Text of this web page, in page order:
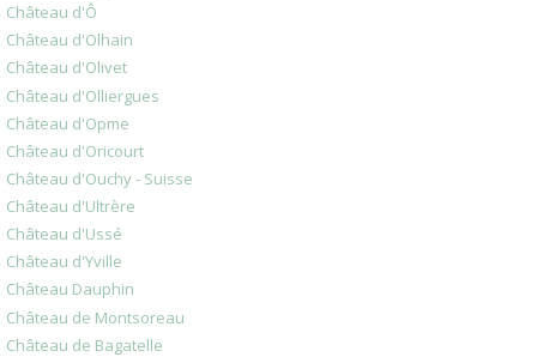
Château d'Ô
Château d'Olhain
Château d'Olivet
Château d'Olliergues
Château d'Opme
Château d'Oricourt
Château d'Ouchy - Suisse
Château d'Ultrère
Château d'Ussé
Château d'Yville
Château Dauphin
Château de Montsoreau
Château de Bagatelle